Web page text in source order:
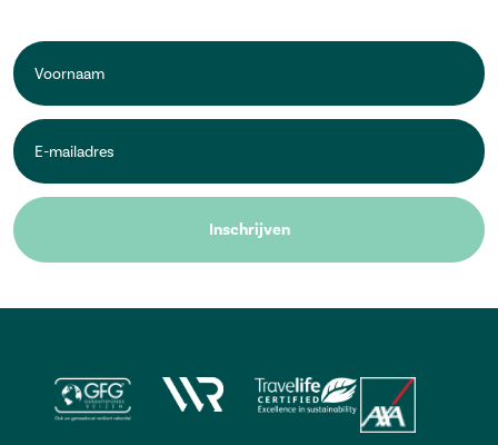
Voornaam
E-
mailadres *
Inschrijven